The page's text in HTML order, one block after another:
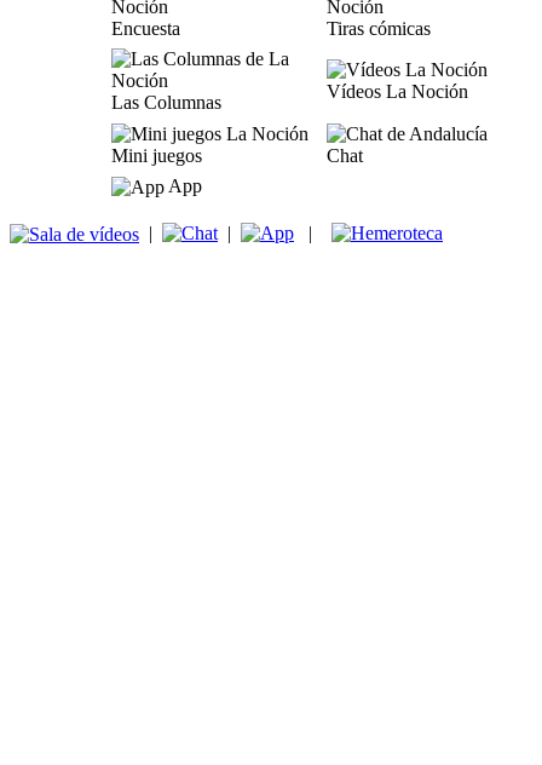
Encuesta Tiras cómicas
Las Columnas
Vídeos La Noción
Mini juegos
Chat
App
| | |